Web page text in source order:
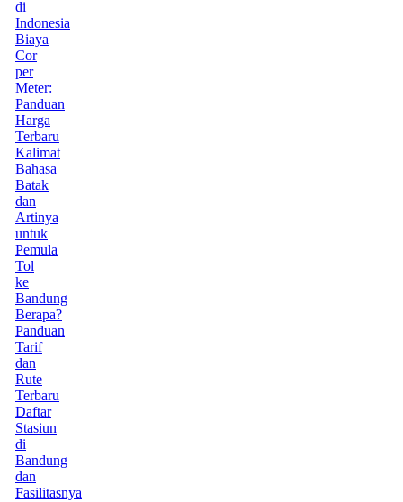
di
Indonesia
Biaya
Cor
per
Meter:
Panduan
Harga
Terbaru
Kalimat
Bahasa
Batak
dan
Artinya
untuk
Pemula
Tol
ke
Bandung
Berapa?
Panduan
Tarif
dan
Rute
Terbaru
Daftar
Stasiun
di
Bandung
dan
Fasilitasnya